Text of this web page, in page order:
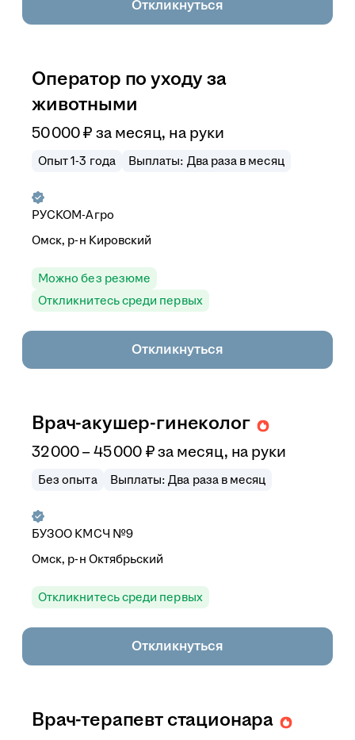
Откликнуться
Оператор по уходу за
животными
50 000₽ за месяц, на руки
Опыт 1-3 года Выплаты: Два раза в месяц
РУСКОМ-Агро
Омск, р-н Кировский
Можно без резюме
Откликнитесь среди первых
Откликнуться
Врач-акушер-гинеколог
32 000–45 000 ₽ за месяц, на руки
Без опыта Выплаты: Два раза в месяц
БУЗОО КМСЧ №9
Омск, р-н Октябрьский
Откликнитесь среди первых
Откликнуться
Врач-терапевт стационара